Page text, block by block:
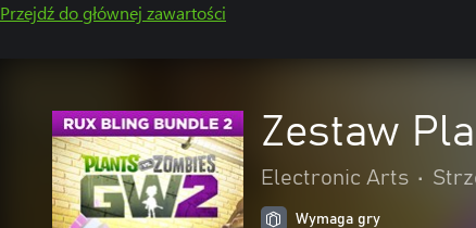
Przejdź do głównej zawartości
Zestaw
Electronic Arts •
Wymaga gry